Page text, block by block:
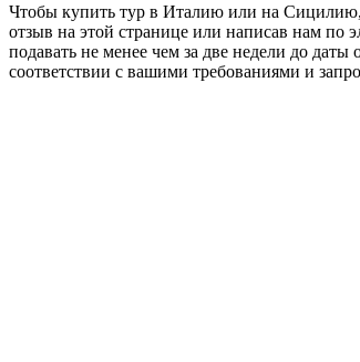
Чтобы купить тур в Италию или на Сицилию,
отзыв на этой странице или написав нам по
подавать не менее чем за две недели до
соответствии с вашими требованиями и